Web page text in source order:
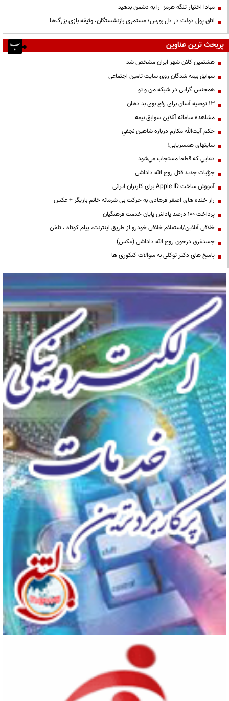
مبادا اختیار تنگه هرمز را به دشمن بدهید
اتاق پول دولت در دل بورس؛ مستمری بازنشستگان، وثیقه بازی بزرگ‌ها
پربحث ترین عناوین
هشتمین کلان شهر ایران مشخص شد
سوابق بیمه شدگان روی سایت تامین اجتماعی
همجنس گرایی در شبکه من و تو
13 توصیه آسان برای رفع بوی بد دهان
مشاهده سامانه آنلاين سوابق بیمه
حكم آيت‌الله مكارم درباره شاهين نجفي
سایتهای همسریابی!
دعايي كه قطعا مستجاب مي‌شود
جزئیات جدید قتل روح الله داداشی
آموزش ساخت Apple ID برای کاربران ایرانی
راز خنده های اصغر فرهادی به حرکت بی شرمانه خانم بازیگر + عکس
پرداخت ۱۰۰ درصد پاداش پایان خدمت فرهنگیان
خلافی آنلاین/استعلام خلافی خودرو از طریق اینترنت، پیام کوتاه ، تلفن
جسدغرق درخون روح الله داداشی (عکس)
پاسخ های دکتر توکلی به سوالات کنکوری ها